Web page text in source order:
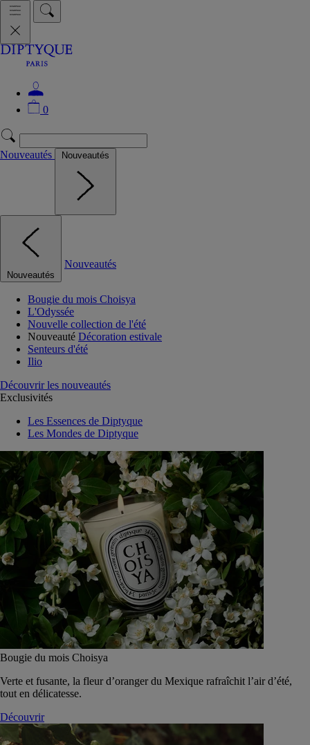
0
Nouveautés Nouveautés
Nouveautés
Nouveautés
Bougie du mois Choisya
L'Odyssée
Nouvelle collection de l'été
Nouveauté Décoration estivale
Senteurs d'été
Ilio
Découvrir les nouveautés
Exclusivités
Les Essences de Diptyque
Les Mondes de Diptyque
Bougie du mois Choisya
Verte et fusante, la fleur d’oranger du Mexique rafraîchit l’air d’été,
tout en délicatesse.
Découvrir